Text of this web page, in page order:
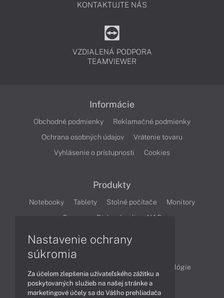
KONTAKTUJTE NÁS
VZDIALENÁ PODPORA
TEAMVIEWER
Informácie
Obchodné podmienky
Reklamačné podmienky
Ochrana osobných údajov
Vrátenie tovaru
Vyhlásenie o prístupnosti
Cookies
Produkty
Notebooky Tablety Stolné počítače
Monitory
Servery
Diskové polia a NAS
Technológie
Videá
Nastavenie ochrany
súkromia
Za účelom zlepšenia užívateľského zážitku a
poskytovaných služieb na našej stránke a
marketingové účely sa do Vášho prehliadača